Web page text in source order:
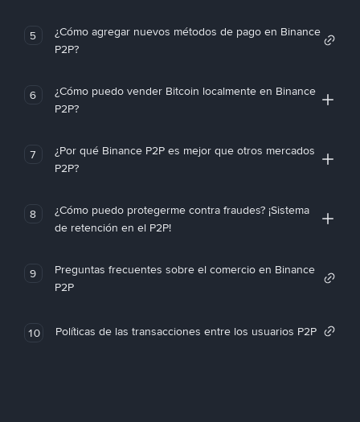
5
¿Cómo agregar nuevos métodos de pago en Binance
P2P?
6
¿Cómo puedo vender Bitcoin localmente en Binance
P2P?
7
¿Por qué Binance P2P es mejor que otros mercados
P2P?
8
¿Cómo puedo protegerme contra fraudes? ¡Sistema
de retención en el P2P!
9
Preguntas frecuentes sobre el comercio en Binance
P2P
10 Políticas de las transacciones entre los usuarios P2P